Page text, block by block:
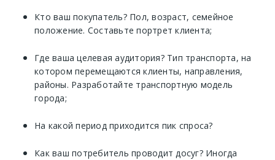
Кто ваш покупатель? Пол, возраст, семейное
положение. Составьте портрет клиента;
Где ваша целевая аудитория? Тип транспорта, на
котором перемещаются клиенты, направления,
районы. Разработайте транспортную модель
города;
На какой период приходится пик спроса?
Как ваш потребитель проводит досуг? Иногда